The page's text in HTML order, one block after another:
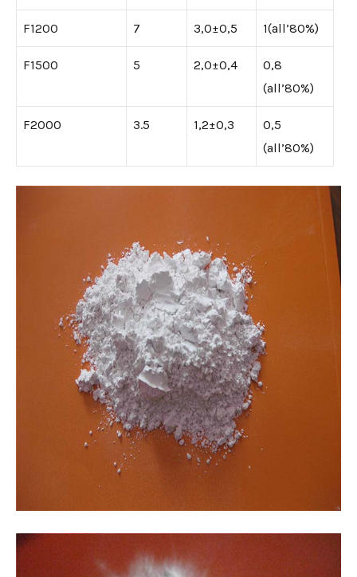
F1200 7 3,0±0,5 1(all’80%)
F1500 5 2,0±0,4
0,8
(all’80%)
F2000 3.5 1,2±0,3
0,5
(all’80%)